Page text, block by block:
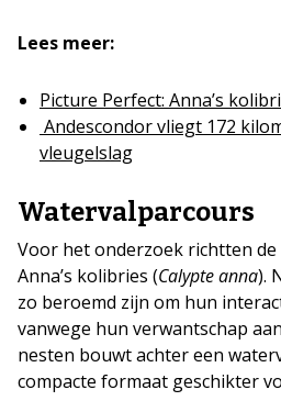
Lees meer:
Picture Perfect: Anna’s
Andescondor vliegt 172
vleugelslag
Watervalparcours
Voor het onderzoek richtten
Anna’s kolibries (Calypte anna).
zo beroemd zijn om hun
vanwege hun verwantschap
nesten bouwt achter een
compacte formaat geschikter